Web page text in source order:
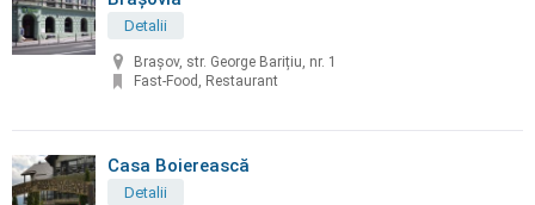
Detalii
Brașov, str. George Barițiu, nr. 1
Fast-Food, Restaurant
Casa Boierească
Detalii